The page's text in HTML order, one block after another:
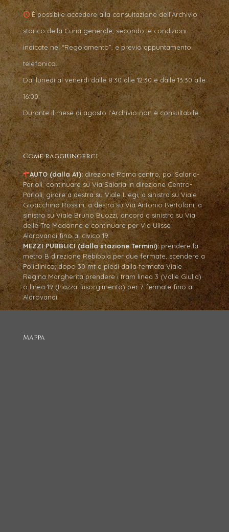
È possibile accedere alla consultazione dell’Archivio
storico della Curia generale, secondo le condizioni
indicate nel “Regolamento”, e previo appuntamento
telefonico.
Dal lunedì al venerdì dalle 8:30 alle 12:30 e dalle 13:30 alle
16:00.
Durante il mese di agosto l’Archivio non è consultabile.
Come raggiungerci
AUTO (dalla A1): direzione Roma centro, poi Salaria-
Parioli, continuare su Via Salaria in direzione Centro-
Parioli, girare a destra su Viale Liegi, a sinistra su Viale
Gioacchino Rossini, a destra su Via Antonio Bertoloni, a
sinistra su Viale Bruno Buozzi, ancora a sinistra su Via
delle Tre Madonne e continuare per Via Ulisse
Aldrovandi fino al civico 19.
MEZZI PUBBLICI (dalla stazione Termini): prendere la
metro B direzione Rebibbia per due fermate, scendere a
Policlinico; dopo 30 mt a piedi dalla fermata Viale
Regina Margherita prendere i tram linea 3 (Valle Giulia)
o linea 19 (Piazza Risorgimento) per 7 fermate fino a
Aldrovandi.
Mappa